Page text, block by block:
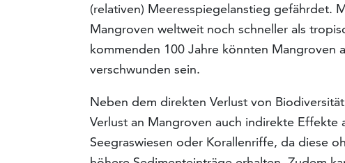
(relativen) Meeresspiegelanstieg gefährdet.
Mangroven weltweit noch schneller als
kommenden 100 Jahre könnten Mangroven
verschwunden sein.
Neben dem direkten Verlust von
Verlust an Mangroven auch indirekte
Seegraswiesen oder Korallenriffe, da diese